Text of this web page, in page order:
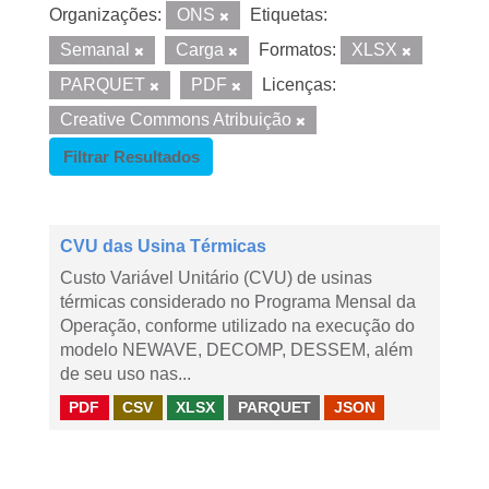
Organizações: ONS
Etiquetas:
Semanal
Carga Formatos:
XLSX
PARQUET
PDF
Licenças:
Creative Commons Atribuição
Filtrar Resultados
CVU das Usina Térmicas
Custo Variável Unitário (CVU) de usinas
térmicas considerado no Programa Mensal da
Operação, conforme utilizado na execução do
modelo NEWAVE, DECOMP, DESSEM, além
de seu uso nas...
PDF CSV XLSX PARQUET JSON